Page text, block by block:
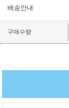
배송안내
구매수량